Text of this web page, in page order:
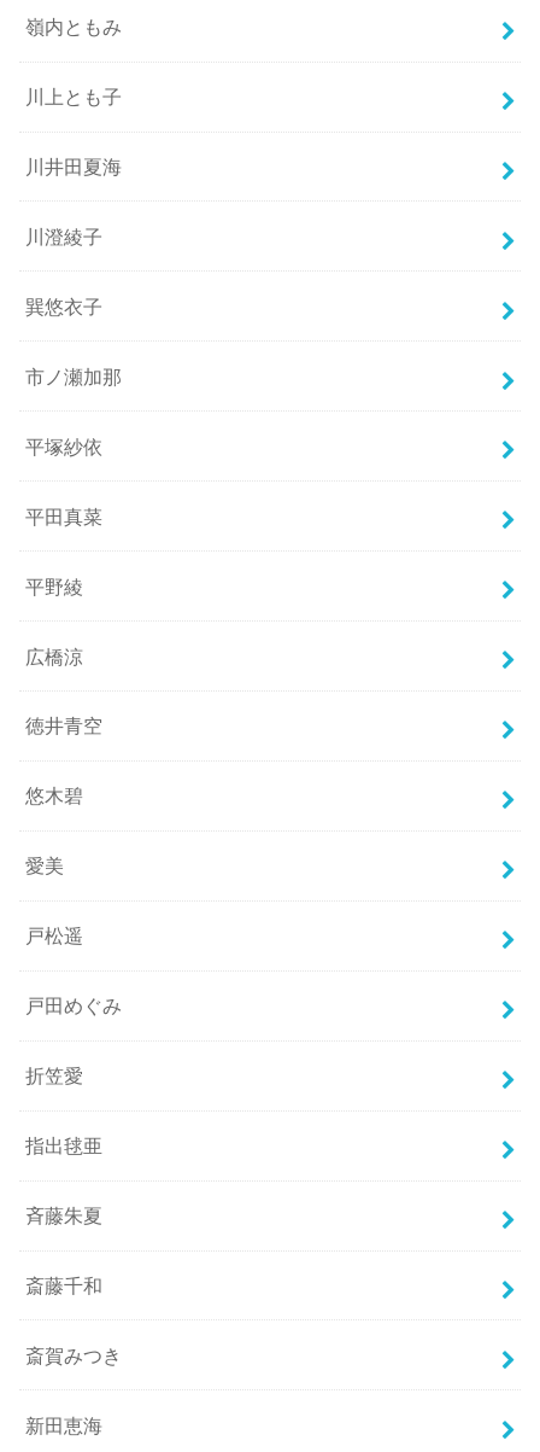
嶺内ともみ
川上とも子
川井田夏海
川澄綾子
巽悠衣子
市ノ瀬加那
平塚紗依
平田真菜
平野綾
広橋涼
徳井青空
悠木碧
愛美
戸松遥
戸田めぐみ
折笠愛
指出毬亜
斉藤朱夏
斎藤千和
斎賀みつき
新田恵海